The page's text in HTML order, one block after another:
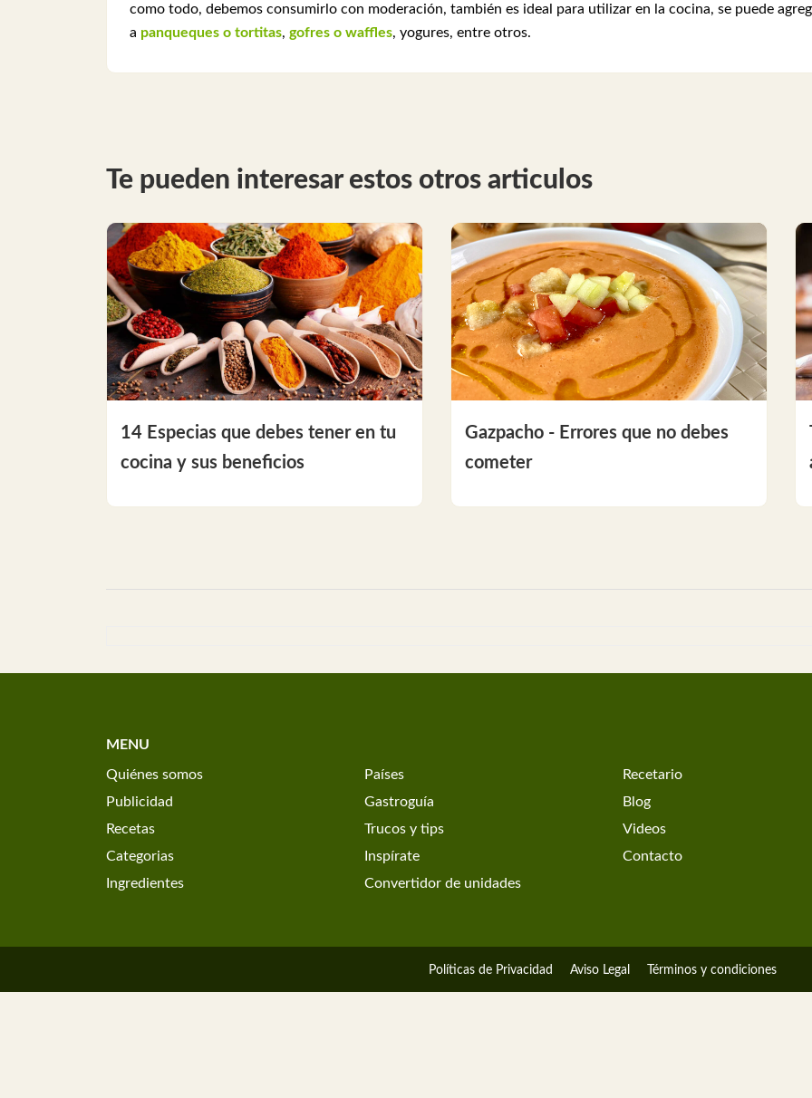
como todo, debemos consumirlo con moderación, también es ideal para utilizar en la cocina, se puede
a panqueques o tortitas, gofres o waffles, yogures, entre otros.
Te pueden interesar estos otros articulos
14 Especias que debes tener en tu
cocina y sus beneficios
Gazpacho - Errores que no debes
cometer
MENU
Quiénes somos
Publicidad
Recetas
Categorias
Ingredientes
Países
Gastroguía
Trucos y tips
Inspírate
Convertidor de unidades
Recetario
Blog
Videos
Contacto
Políticas de Privacidad Aviso Legal Términos y condiciones